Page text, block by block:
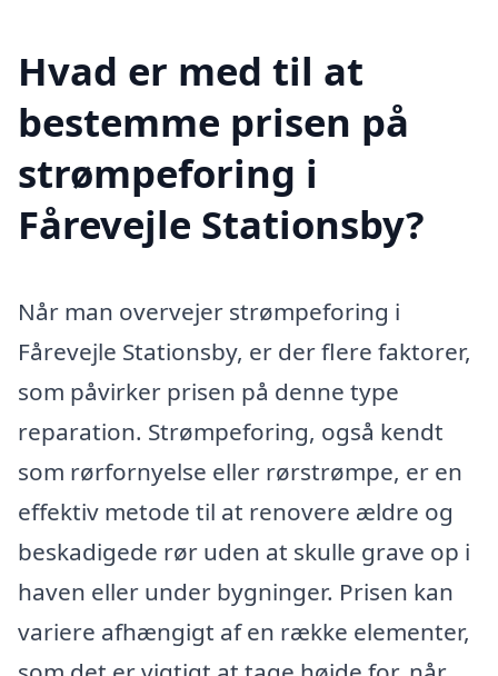
Hvad er med til at
bestemme prisen på
strømpeforing i
Fårevejle Stationsby?
Når man overvejer strømpeforing i
Fårevejle Stationsby, er der flere faktorer,
som påvirker prisen på denne type
reparation. Strømpeforing, også kendt
som rørfornyelse eller rørstrømpe, er en
effektiv metode til at renovere ældre og
beskadigede rør uden at skulle grave op i
haven eller under bygninger. Prisen kan
variere afhængigt af en række elementer,